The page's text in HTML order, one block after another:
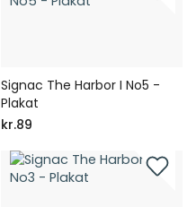
Signac The Harbor I No5 -
Plakat
kr.89